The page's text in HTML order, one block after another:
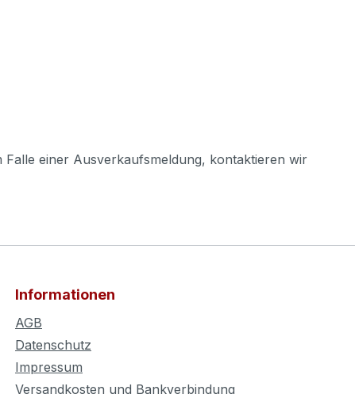
einer Ausverkaufsmeldung, kontaktieren wir
Informationen
AGB
Datenschutz
Impressum
Versandkosten und Bankverbindung